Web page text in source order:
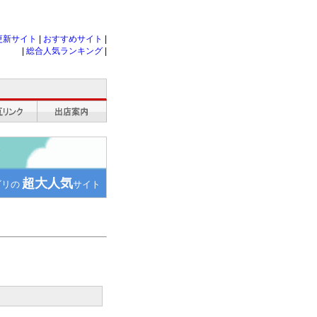
新サイト おすすめサイト
総合人気ランキング
の 超大人気サイト